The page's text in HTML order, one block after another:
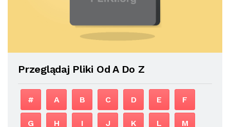
Przeglądaj Pliki Od A Do Z
# A B C D E F
G H I J K L M